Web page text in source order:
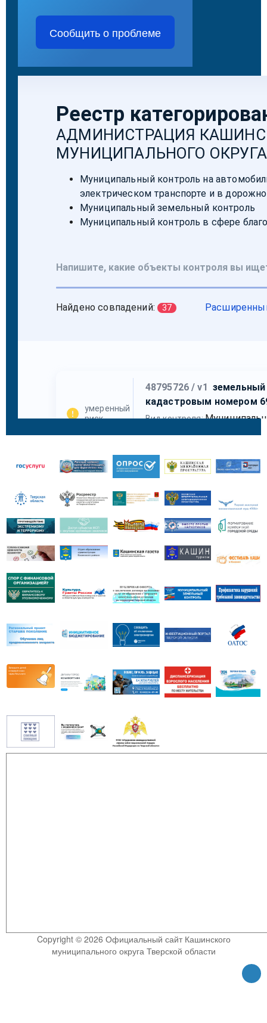
Сообщить о проблеме
Copyright © 2026 Официальный сайт Кашинского
муниципального округа Тверской области